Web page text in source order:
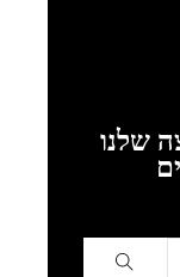
שלנו